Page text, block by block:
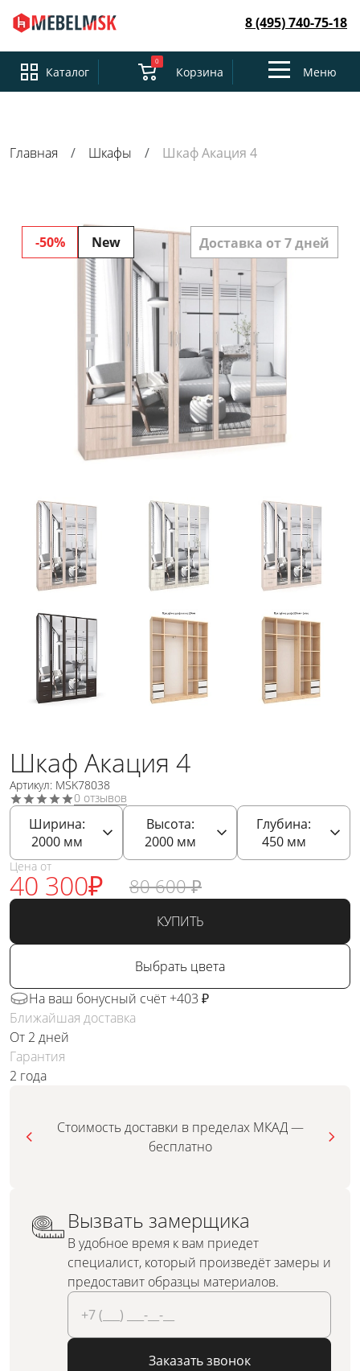
8 (495) 740-75-18
Каталог
0
Корзина
ToggleМеню
Главная Шкафы Шкаф Акация 4
-50% New Доставка от 7 дней
Шкаф Акация 4
Артикул: MSK78038
0 отзывов
Ширина:
2000мм
Высота:
2000мм
Глубина:
450мм
Цена от
40 300₽ 80 600 ₽
КУПИТЬ
Выбрать цвета
На ваш бонусный счёт +403 ₽
Ближайшая доставка
От 2 дней
Гарантия
2 года
Стоимость доставки в пределах МКАД —
бесплатно
Вызвать замерщика
В удобное время к вам приедет
специалист, который произведёт замеры и
предоставит образцы материалов.
Заказать звонок